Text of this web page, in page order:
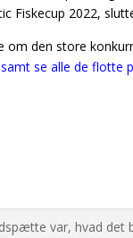
Fiskecup 2022,
om den store
samt se alle de flotte